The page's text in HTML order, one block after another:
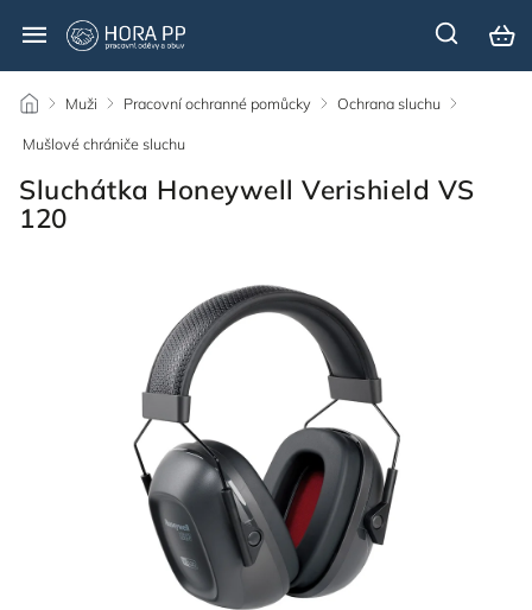
/ Muži / Pracovní ochranné pomůcky / Ochrana sluchu /
Mušlové chrániče sluchu
Sluchátka Honeywell Verishield VS
120